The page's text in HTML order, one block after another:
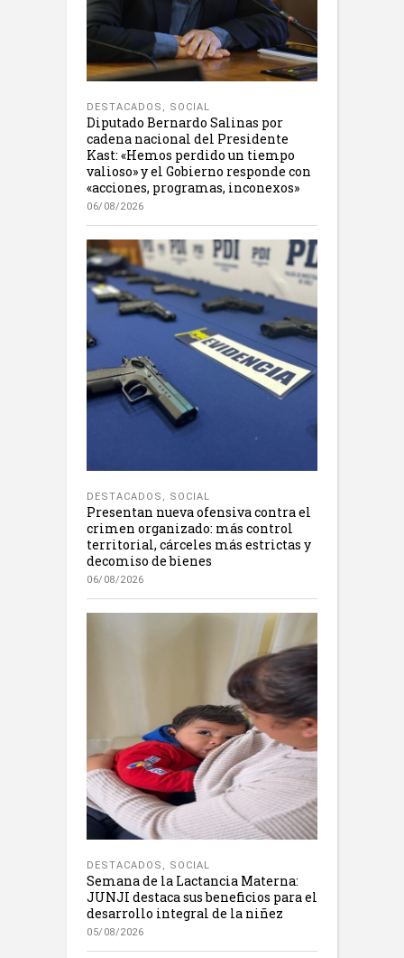
DESTACADOS , SOCIAL
Diputado Bernardo Salinas por
cadena nacional del Presidente
Kast: «Hemos perdido un tiempo
valioso» y el Gobierno responde con
«acciones, programas, inconexos»
06/08/2026
DESTACADOS , SOCIAL
Presentan nueva ofensiva contra el
crimen organizado: más control
territorial, cárceles más estrictas y
decomiso de bienes
06/08/2026
DESTACADOS , SOCIAL
Semana de la Lactancia Materna:
JUNJI destaca sus beneficios para el
desarrollo integral de la niñez
05/08/2026